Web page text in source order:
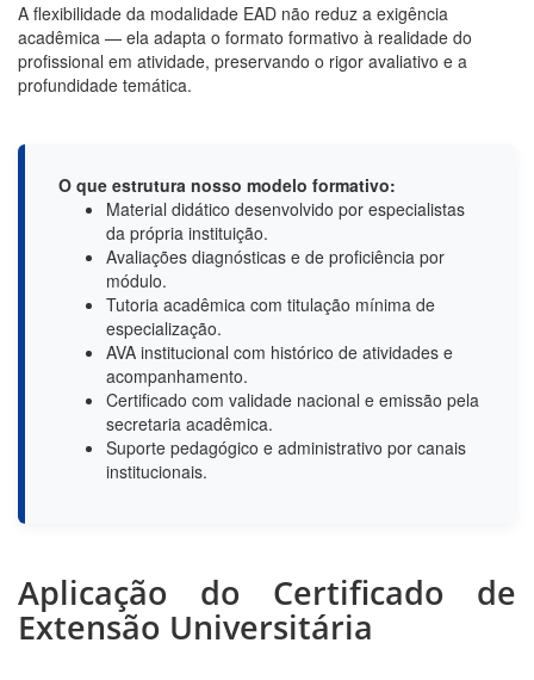
A flexibilidade da modalidade EAD não reduz a exigência
acadêmica — ela adapta o formato formativo à realidade do
profissional em atividade, preservando o rigor avaliativo e a
profundidade temática.
O que estrutura nosso modelo formativo:
Material didático desenvolvido por especialistas
da própria instituição.
Avaliações diagnósticas e de proficiência por
módulo.
Tutoria acadêmica com titulação mínima de
especialização.
AVA institucional com histórico de atividades e
acompanhamento.
Certificado com validade nacional e emissão pela
secretaria acadêmica.
Suporte pedagógico e administrativo por canais
institucionais.
Aplicação do Certificado de
Extensão Universitária